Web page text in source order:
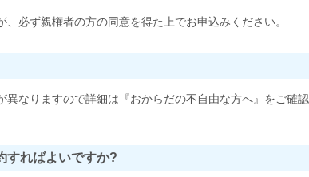
必ず親権者の方の同意を得た上でお申込みください。
異なりますので詳細は 『おからだの不自由な方へ』 をご確
すればよいですか?